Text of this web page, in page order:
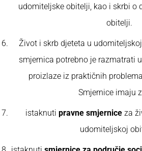
udomiteljske obitelji, kao i skrbi o
obitelji.
Život i skrb djeteta u
smjernica potrebno je razmatrati
proizlaze iz praktičnih
Smjernice imaju
istaknuti pravne smjerniceza
udomiteljskoj